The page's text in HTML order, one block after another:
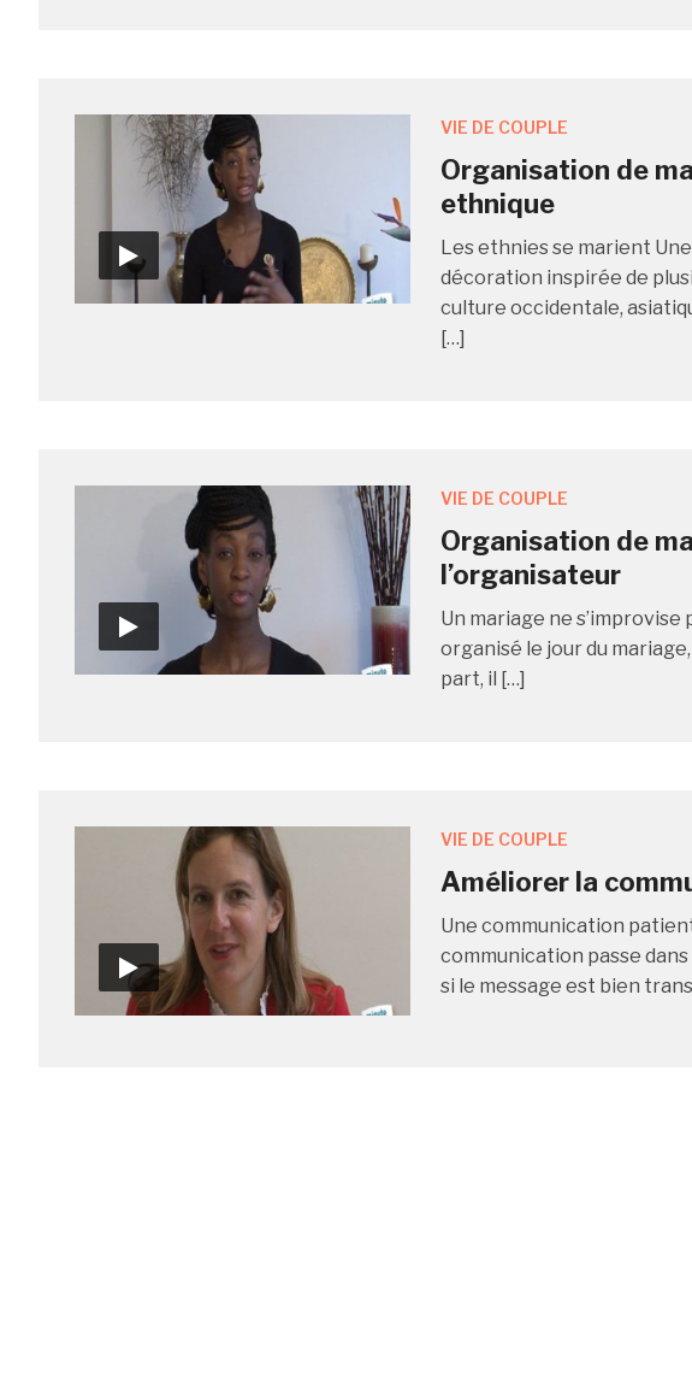
VIE DE COUPLE
Organisation de
ethnique
Les ethnies se marient
décoration inspirée de
culture occidentale,
[…]
VIE DE COUPLE
Organisation de
l’organisateur
Un mariage ne
organisé le jour du
part, il […]
VIE DE COUPLE
Améliorer la
Une communication
communication passe dans
si le message est bien